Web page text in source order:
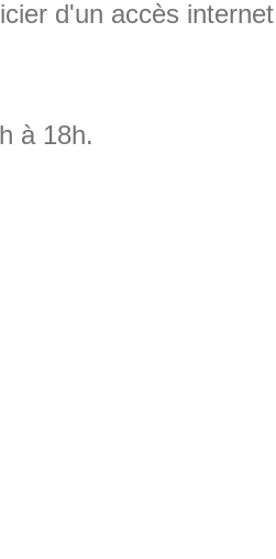
d'un accès
à 18h.